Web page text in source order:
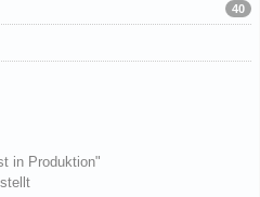
40
in Produktion"